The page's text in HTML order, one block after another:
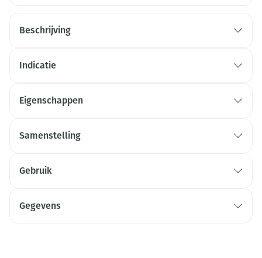
Beschrijving
Indicatie
Eigenschappen
Samenstelling
Gebruik
Gegevens